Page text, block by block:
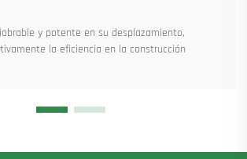
y potente en su desplazamiento,
la eficiencia en la construcción